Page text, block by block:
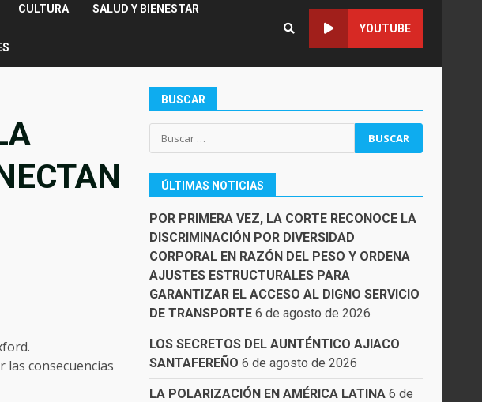
CULTURA SALUD Y BIENESTAR
YOUTUBE
las consecuencias
BUSCAR
Buscar:
ÚLTIMAS NOTICIAS
POR PRIMERA VEZ, LA CORTE RECONOCE LA
DISCRIMINACIÓN POR DIVERSIDAD
CORPORAL EN RAZÓN DEL PESO Y ORDENA
AJUSTES ESTRUCTURALES PARA
GARANTIZAR EL ACCESO AL DIGNO SERVICIO
DE TRANSPORTE 6 de agosto de 2026
LOS SECRETOS DEL AUNTÉNTICO AJIACO
SANTAFEREÑO 6 de agosto de 2026
LA POLARIZACIÓN EN AMÉRICA LATINA 6 de